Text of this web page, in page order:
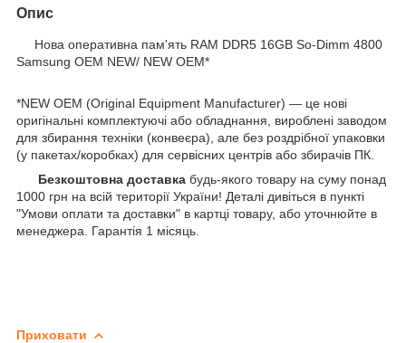
Опис
Нова оперативна пам'ять RAM DDR5 16GB So-Dimm 4800
Samsung OEM NEW/ NEW OEM*
*NEW OEM (Original Equipment Manufacturer) — це нові
оригінальні комплектуючі або обладнання, вироблені заводом
для збирання техніки (конвеєра), але без роздрібної упаковки
(у пакетах/коробках) для сервісних центрів або збирачів ПК.
Безкоштовна доставка будь-якого товару на суму понад
1000 грн на всій території України! Деталі дивіться в пункті
"Умови оплати та доставки" в картці товару, або уточнюйте в
менеджера. Гарантія 1 місяць.
Приховати